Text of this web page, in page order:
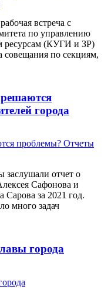
встреча с
по управлению
ресурсам (КУГИ и ЗР)
совещания по секциям,
города
заслушали отчет о
Сафонова и
Сарова за 2021 год.
много задач
города